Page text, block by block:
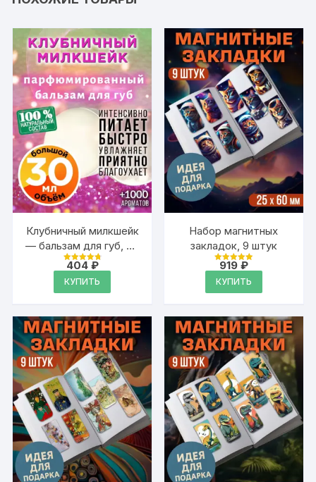
Клубничный милкшейк
— бальзам для губ, 30
мл
Оценка
из 5
404 ₽
КУПИТЬ
Набор магнитных
закладок, 9 штук
Оценка
из 5
919 ₽
КУПИТЬ